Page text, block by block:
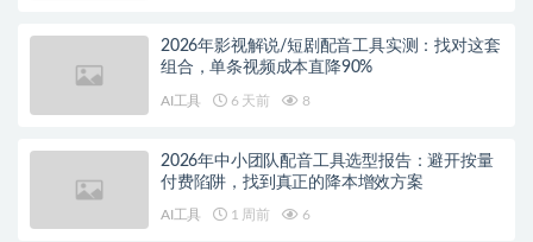
2026年影视解说/短剧配音工具实测：找对这套
组合，单条视频成本直降90%
AI工具 6 天前 8
2026年中小团队配音工具选型报告：避开按量
付费陷阱，找到真正的降本增效方案
AI工具 1 周前 6